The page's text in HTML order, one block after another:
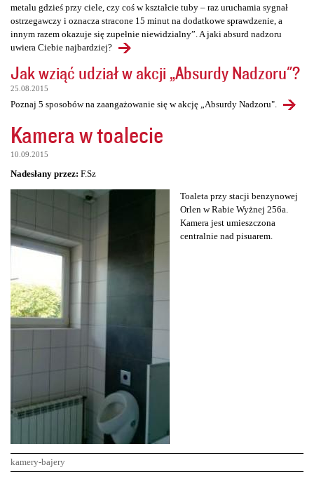
metalu gdzieś przy ciele, czy coś w kształcie tuby – raz uruchamia sygnał
ostrzegawczy i oznacza stracone 15 minut na dodatkowe sprawdzenie, a
innym razem okazuje się zupełnie niewidzialny”. A jaki absurd nadzoru
uwiera Ciebie najbardziej?
Jak wziąć udział w akcji „Absurdy Nadzoru"?
25.08.2015
Poznaj 5 sposobów na zaangażowanie się w akcję „Absurdy Nadzoru".
Kamera w toalecie
10.09.2015
Nadesłany przez: F.Sz
Toaleta przy stacji benzynowej
Orlen w Rabie Wyżnej 256a.
Kamera jest umieszczona
centralnie nad pisuarem.
kamery-bajery